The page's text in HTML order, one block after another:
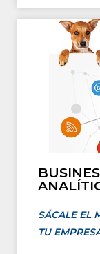
SÁCALE EL
TU